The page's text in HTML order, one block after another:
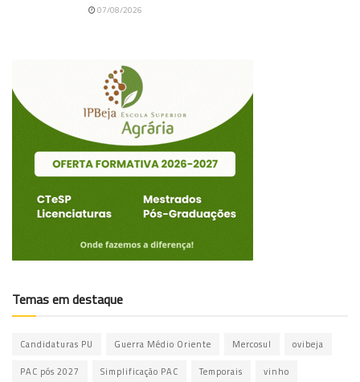
07/08/2026
Temas em destaque
Candidaturas PU Guerra Médio Oriente Mercosul ovibeja
PAC pós 2027 Simplificação PAC Temporais vinho